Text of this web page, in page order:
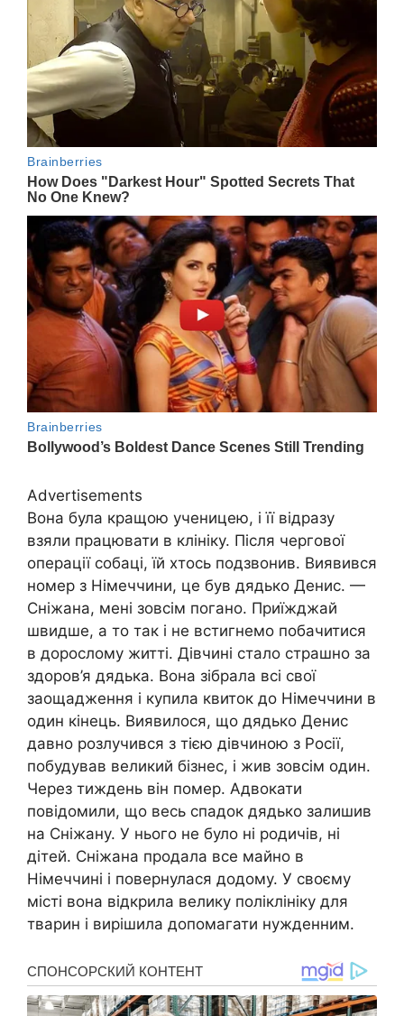
Advertisements
Bона була кращою ученицею, і її відразу
взяли працювати в клініку. Після чергової
операції собаці, їй хтось подзвонив. Виявився
номер з Німеччини, це був дядько Денис. —
Сніжана, мені зовсім погано. Приїжджай
швидше, а то так і не встигнемо побачитися
в дорослому житті. Дівчині стало страшно за
здоров’я дядька. Вона зібрала всі свої
заощадження і купила квиток до Німеччини в
один кінець. Виявилося, що дядько Денис
давно розлучився з тією дівчиною з Росії,
побудував великий бізнес, і жив зовсім один.
Через тиждень він помер. Адвокати
повідомили, що весь спадок дядько залишив
на Сніжану. У нього не було ні родичів, ні
дітей. Сніжана продала все майно в
Німеччині і повернулася додому. У своєму
місті вона відкрила велику поліклініку для
тварин і вирішила допомагати нужденним.